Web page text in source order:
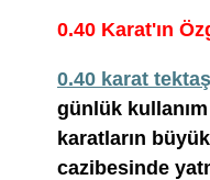
0.40 Karat'ın
0.40 karat
günlük
karatların
cazibesinde